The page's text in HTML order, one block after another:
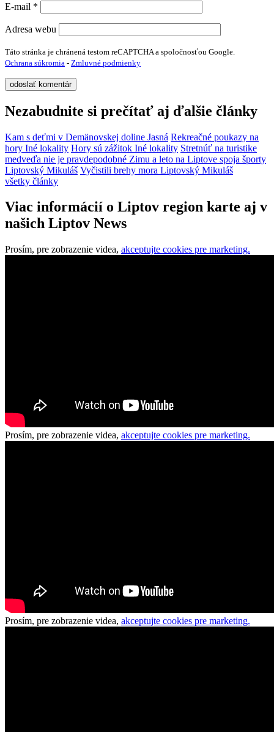
E-mail *
Adresa webu
Táto stránka je chránená testom reCAPTCHA a spoločnosťou Google.
Ochrana súkromia - Zmluvné podmienky
Nezabudnite si prečítať aj ďalšie články
Kam s deťmi v Demänovskej doline Jasná Rekreačné poukazy na
hory Iné lokality Hory sú zážitok Iné lokality Stretnúť na turistike
medveďa nie je pravdepodobné Zimu a leto na Liptove spoja športy
Liptovský Mikuláš Vyčistili brehy mora Liptovský Mikuláš
všetky články
Viac informácií o Liptov region karte aj v
našich Liptov News
Prosím, pre zobrazenie videa, akceptujte cookies pre marketing.
Prosím, pre zobrazenie videa, akceptujte cookies pre marketing.
Prosím, pre zobrazenie videa, akceptujte cookies pre marketing.